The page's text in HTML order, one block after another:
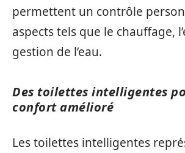
permettent un contrôle
aspects tels que le chauffage,
gestion de l’eau.
Des toilettes intelligentes
confort amélioré
Les toilettes intelligentes